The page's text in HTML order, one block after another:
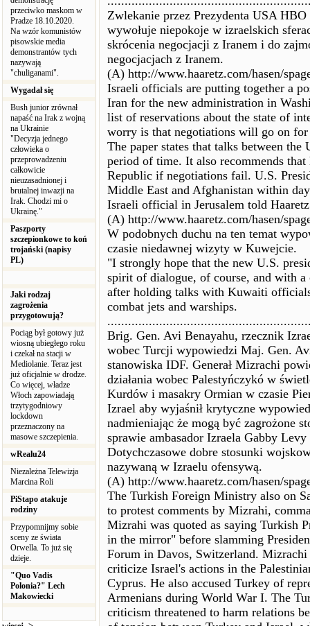
przeciwko maskom w
Pradze 18.10.2020.
Na wzór komunistów
pisowskie media
demonstrantów tych
nazywają
"chuliganami".
Wygadał się
Bush junior zrównał
napaść na Irak z wojną
na Ukrainie
"Decyzja jednego
człowieka o
przeprowadzeniu
całkowicie
nieuzasadnionej i
brutalnej inwazji na
Irak. Chodzi mi o
Ukrainę."
Paszporty
szczepionkowe to koń
trojański (napisy
PL)
Jaki rodzaj
zagrożenia
przygotowują?
Pociąg był gotowy już
wiosną ubiegłego roku
i czekał na stacji w
Mediolanie. Teraz jest
już oficjalnie w drodze.
Co więcej, władze
Włoch zapowiadają
trzytygodniowy
lockdown
przeznaczony na
masowe szczepienia.
wRealu24
Niezależna Telewizja
Marcina Roli
PiStapo atakuje
rodziny
Przypomnijmy sobie
sceny ze świata
Orwella. To już się
dzieje.
"Quo Vadis
Polonia?" Lech
Makowiecki
Zwlekanie przez Prezydenta USA
wywołuje niepokoje w izraelskich
skrócenia negocjacji z Iranem i do
negocjacjach z Iranem.
(A) http://www.haaretz.com/hasen/
Israeli officials are putting together a
Iran for the new administration in
list of reservations about the state of
worry is that negotiations will go on
The paper states that talks between
period of time. It also recommends
Republic if negotiations fail. U.S.
Middle East and Afghanistan within
Israeli official in Jerusalem told
(A) http://www.haaretz.com/hasen/
W podobnych duchu na ten temat
czasie niedawnej wizyty w Kuwejcie.
"I strongly hope that the new U.S.
spirit of dialogue, of course, and with
after holding talks with Kuwaiti
combat jets and warships.
Brig. Gen. Avi Benayahu, rzecznik
wobec Turcji wypowiedzi Maj. Gen.
stanowiska IDF. Generał Mizrachi
działania wobec Palestyńczykó w
Kurdów i masakry Ormian w czasie
Izrael aby wyjaśnił krytyczne
nadmieniając że mogą być zagrożone
sprawie ambasador Izraela Gabby
Dotychczasowe dobre stosunki
nazywaną w Izraelu ofensywą.
(A) http://www.haaretz.com/hasen/
The Turkish Foreign Ministry also on
to protest comments by Mizrahi,
Mizrahi was quoted as saying Turkish
in the mirror" before slamming
Forum in Davos, Switzerland.
criticize Israel's actions in the
Cyprus. He also accused Turkey of
Armenians during World War I. The
criticism threatened to harm relations